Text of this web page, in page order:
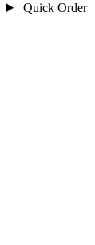
Quick Order